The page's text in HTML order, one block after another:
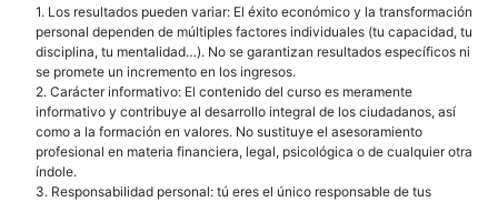
1. Los resultados pueden variar: El éxito económico y la transformación
personal dependen de múltiples factores individuales (tu capacidad, tu
disciplina, tu mentalidad…). No se garantizan resultados específicos ni
se promete un incremento en los ingresos.
2. Carácter informativo: El contenido del curso es meramente
informativo y contribuye al desarrollo integral de los ciudadanos, así
como a la formación en valores. No sustituye el asesoramiento
profesional en materia financiera, legal, psicológica o de cualquier otra
índole.
3. Responsabilidad personal: tú eres el único responsable de tus